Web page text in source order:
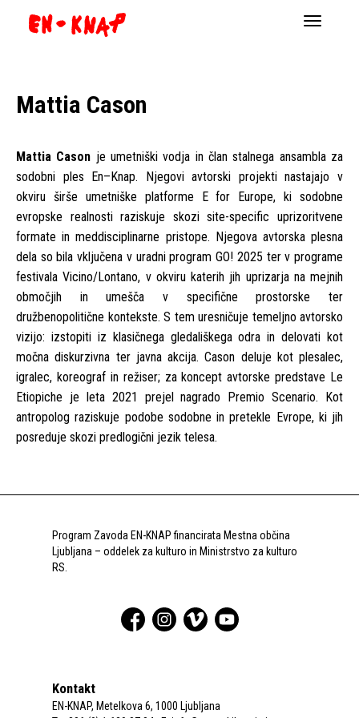
Mattia Cason
Mattia Cason je umetniški vodja in član stalnega ansambla za
sodobni ples En–Knap. Njegovi avtorski projekti nastajajo v
okviru širše umetniške platforme E for Europe, ki sodobne
evropske realnosti raziskuje skozi site-specific uprizoritvene
formate in meddisciplinarne pristope. Njegova avtorska plesna
dela so bila vključena v uradni program GO! 2025 ter v programe
festivala Vicino/Lontano, v okviru katerih jih uprizarja na mejnih
območjih in umešča v specifične prostorske ter
družbenopolitične kontekste. S tem uresničuje temeljno avtorsko
vizijo: izstopiti iz klasičnega gledališkega odra in delovati kot
močna diskurzivna ter javna akcija. Cason deluje kot plesalec,
igralec, koreograf in režiser; za koncept avtorske predstave Le
Etiopiche je leta 2021 prejel nagrado Premio Scenario. Kot
antropolog raziskuje podobe sodobne in pretekle Evrope, ki jih
posreduje skozi predlogični jezik telesa.
Program Zavoda EN-KNAP financirata Mestna občina
Ljubljana – oddelek za kulturo in Ministrstvo za kulturo
RS.
Kontakt
EN-KNAP, Metelkova 6, 1000 Ljubljana